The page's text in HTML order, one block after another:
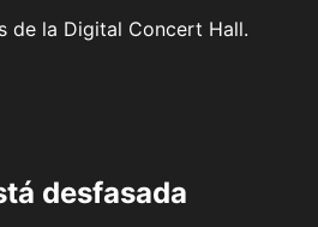
de la Digital Concert Hall.
desfasada